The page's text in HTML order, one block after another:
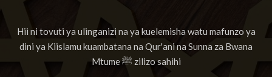
Hii ni tovuti ya ulinganizi na ya kuelemisha watu mafunzo ya
dini ya Kiislamu kuambatana na Qur'ani na Sunna za Bwana
Mtume ﷺ zilizo sahihi